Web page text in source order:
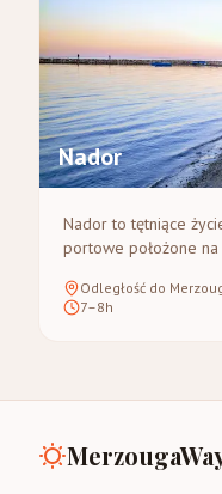
Nador
Nador to tętniące
portowe położone na
przybywających
międzynarodowe
Odległość do
7–8h